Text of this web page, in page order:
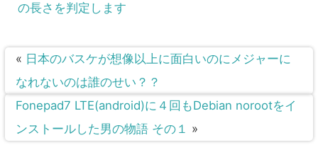
の長さを判定します
« 日本のバスケが想像以上に面白いのにメジャーに
なれないのは誰のせい？？
Fonepad7 LTE(android)に４回もDebian norootをイ
ンストールした男の物語 その１ »